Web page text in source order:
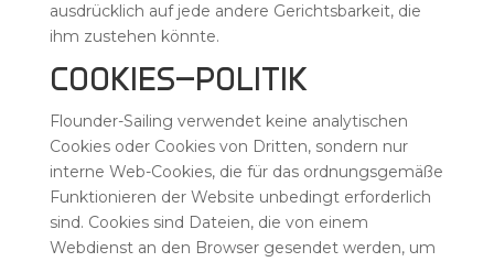
ausdrücklich auf jede andere Gerichtsbarkeit, die
ihm zustehen könnte.
COOKIES-POLITIK
Flounder-Sailing verwendet keine analytischen
Cookies oder Cookies von Dritten, sondern nur
interne Web-Cookies, die für das ordnungsgemäße
Funktionieren der Website unbedingt erforderlich
sind. Cookies sind Dateien, die von einem
Webdienst an den Browser gesendet werden, um